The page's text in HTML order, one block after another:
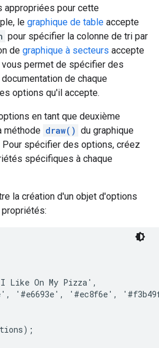
appropriées pour cette
le graphique de table accepte
pour spécifier la colonne de tri par
de graphique à secteurs accepte
vous permet de spécifier des
de chaque
options qu'il accepte.
en tant que deuxième
méthode draw() du graphique
spécifier des options, créez
spécifiques à chaque
la création d'un objet d'options
Like On My Pizza',
'#e6693e', '#ec8f6e',